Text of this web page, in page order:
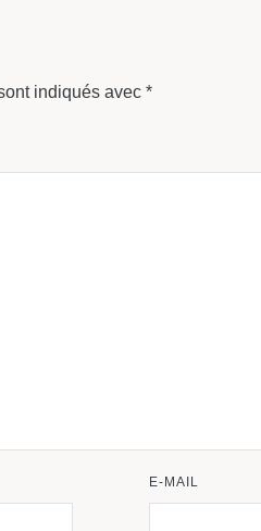
indiqués avec *
E-MAIL